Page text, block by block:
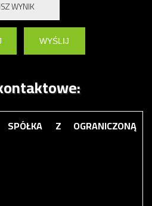
Z OGRANICZONĄ